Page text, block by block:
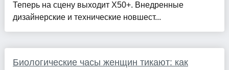
Теперь на сцену выходит Х50+. Внедренные
дизайнерские и технические новшест...
Биологические часы женщин тикают: как